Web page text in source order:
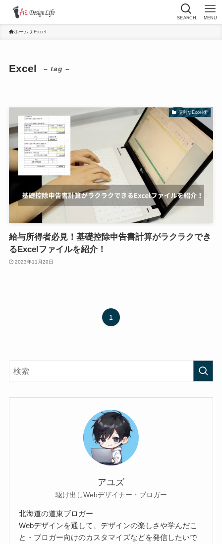
SEARCH MENU
ホーム Excel
Excel – tag –
便利なExcel術
給与所得者必見！基礎控除申告書計算がラクラクでき
るExcelファイルを紹介！
2023年11月20日
1
アユズ
駆け出しWebデザイナー・ブロガー
北海道の道東ブロガー
Webデザインを通して、デザインの楽しさや学んだこ
と・ブロガー向けのカスタマイズなどを発信したいで